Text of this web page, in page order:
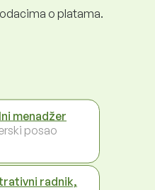
o platama.
menadžer
posao
radnik,